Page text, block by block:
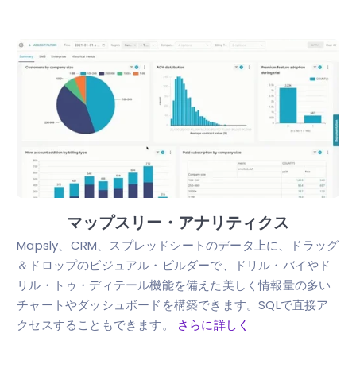
マップスリー・アナリティクス
Mapsly、CRM、スプレッドシートのデータ上に、ドラッグ
＆ドロップのビジュアル・ビルダーで、ドリル・バイやド
リル・トゥ・ディテール機能を備えた美しく情報量の多い
チャートやダッシュボードを構築できます。SQLで直接ア
クセスすることもできます。 さらに詳しく